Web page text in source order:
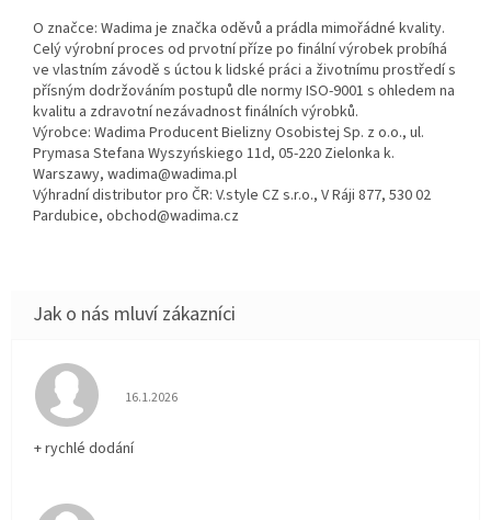
O značce: Wadima je značka oděvů a prádla mimořádné kvality.
Celý výrobní proces od prvotní příze po finální výrobek probíhá
ve vlastním závodě s úctou k lidské práci a životnímu prostředí s
přísným dodržováním postupů dle normy ISO-9001 s ohledem na
kvalitu a zdravotní nezávadnost finálních výrobků.
Výrobce: Wadima Producent Bielizny Osobistej Sp. z o.o., ul.
Prymasa Stefana Wyszyńskiego 11d, 05-220 Zielonka k.
Warszawy, wadima@wadima.pl
Výhradní distributor pro ČR: V.style CZ s.r.o., V Ráji 877, 530 02
Pardubice, obchod@wadima.cz
Hodnocení obchodu je 5 z 5 hvězdiček.
16.1.2026
+ rychlé dodání